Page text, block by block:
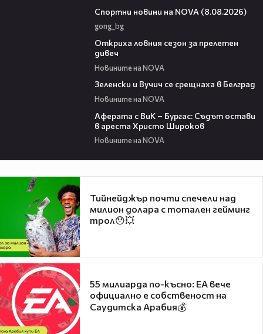
Спортни новини на NOVA (8.08.2026)
gong_bg
Откриха ловния сезон за прелетен
дивеч
Новините на NOVA
Зеленски и Вучич се срещнаха в Белград
Новините на NOVA
Аферата с ВиК – Бургас: Съдът остави
в ареста Христо Широков
Новините на NOVA
Тийнейджър почти спечели над
милион долара с тотален гейминг
трол😯💥
55 милиарда по-късно: EA вече
официално е собственост на
Саудитска Арабия💰